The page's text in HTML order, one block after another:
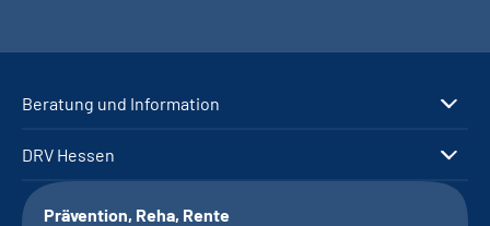
Beratung und Information
DRV Hessen
Prävention, Reha, Rente